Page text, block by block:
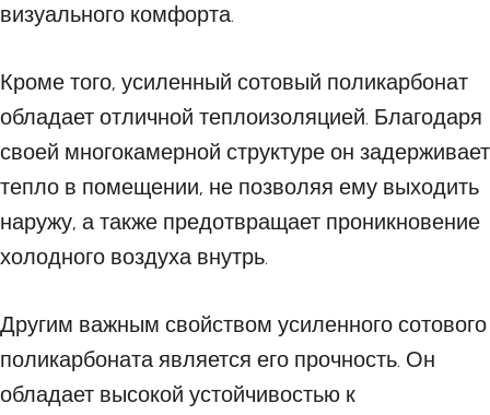
визуального комфорта.
Кроме того, усиленный сотовый поликарбонат
обладает отличной теплоизоляцией. Благодаря
своей многокамерной структуре он задерживает
тепло в помещении, не позволяя ему выходить
наружу, а также предотвращает проникновение
холодного воздуха внутрь.
Другим важным свойством усиленного сотового
поликарбоната является его прочность. Он
обладает высокой устойчивостью к